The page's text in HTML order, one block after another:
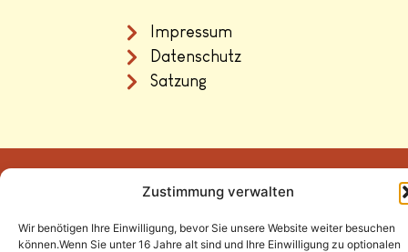
Zustimmung verwalten
Wir benötigen Ihre Einwilligung, bevor Sie unsere Website weiter besuchen
können.Wenn Sie unter 16 Jahre alt sind und Ihre Einwilligung zu optionalen
Impressum
Datenschutz
Satzung
Tel.:(02646) 915928